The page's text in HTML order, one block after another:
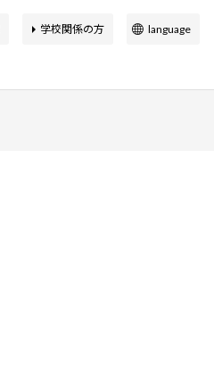
学校関係の方
language